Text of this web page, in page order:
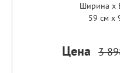
Ширина x
59 см x
Цена 3